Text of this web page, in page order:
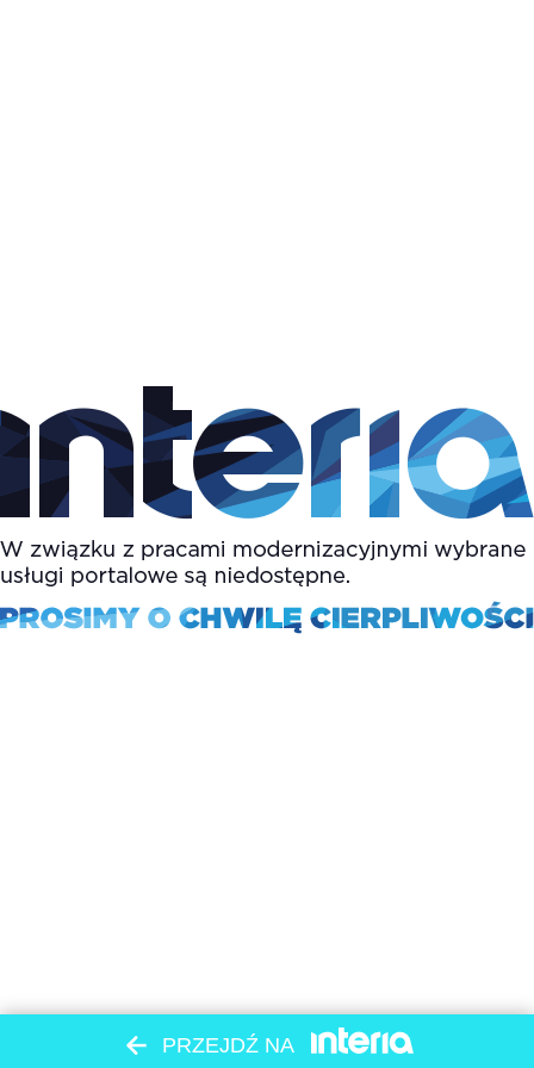
PRZEJDŹ NA